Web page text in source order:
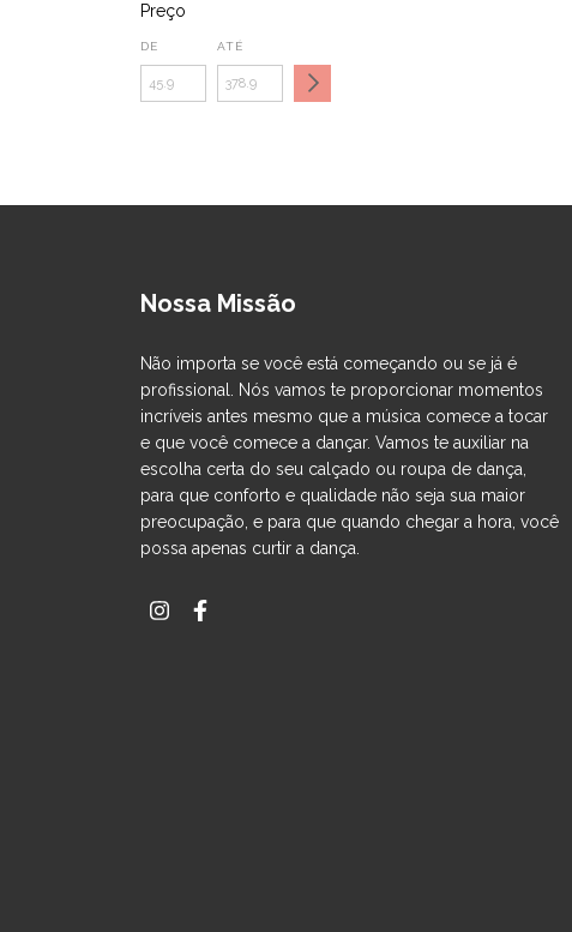
Preço
DE ATÉ
Nossa Missão
Não importa se você está começando ou se já é
profissional. Nós vamos te proporcionar momentos
incríveis antes mesmo que a música comece a tocar
e que você comece a dançar. Vamos te auxiliar na
escolha certa do seu calçado ou roupa de dança,
para que conforto e qualidade não seja sua maior
preocupação, e para que quando chegar a hora, você
possa apenas curtir a dança.